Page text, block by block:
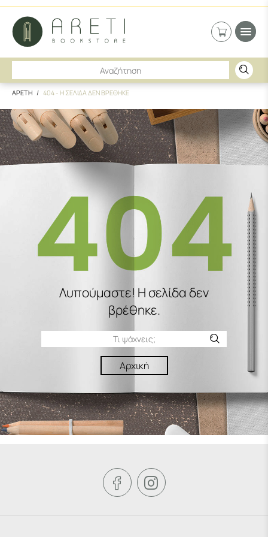
ΑΡΕΤΗ 404 - Η ΣΕΛΙΔΑ ΔΕΝ ΒΡΕΘΗΚΕ
Λυπούμαστε! H σελίδα δεν
βρέθηκε.
Αρχική
 